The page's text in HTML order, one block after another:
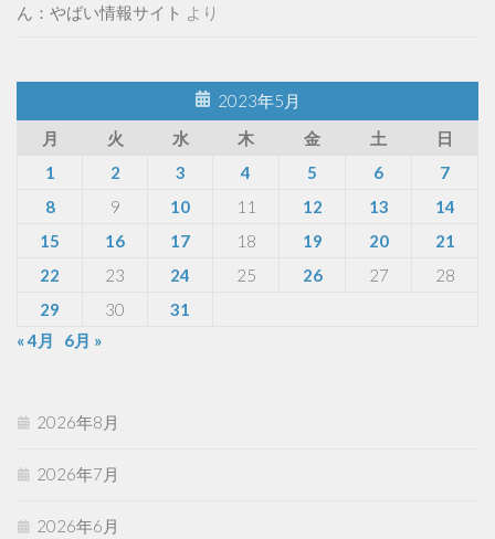
ん：やばい情報サイト より
2023年5月
月
火 水 木 金 土
日
1
2 3 4 5 6
7
8
9 10 11 12 13
14
15
16 17 18 19 20
21
22
23 24 25 26 27
28
29
30
31
« 4月
6月 »
2026年8月
2026年7月
2026年6月